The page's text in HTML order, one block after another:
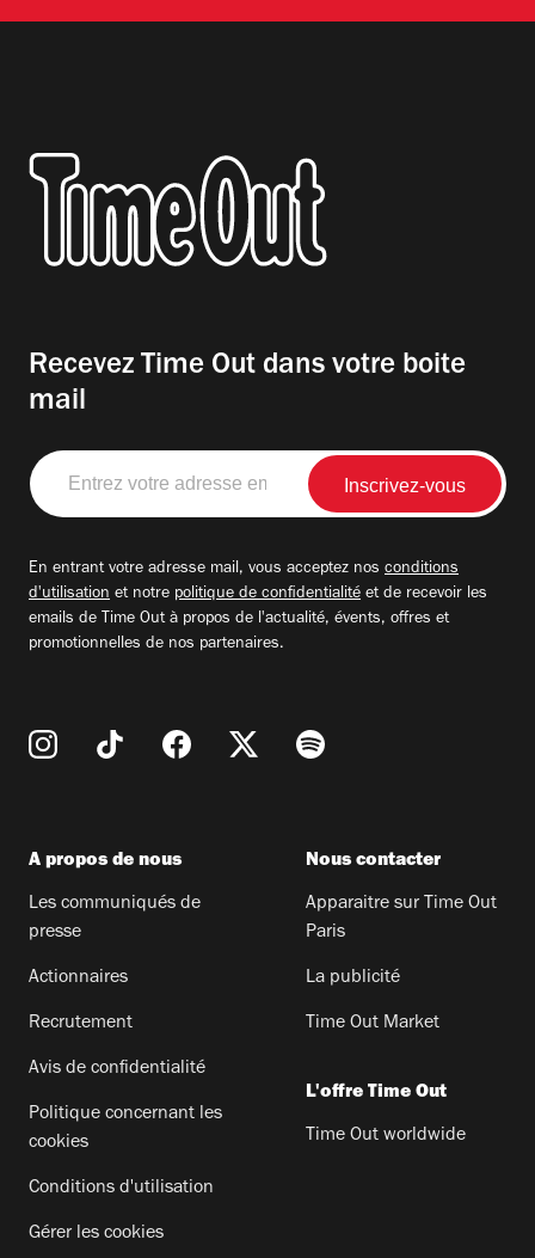
Recevez Time Out dans votre boite
mail
Entrez
votre
adresse
En entrant votre adresse mail, vous acceptez nos conditions
d'utilisation et notre politique de confidentialité et de recevoir les
emails de Time Out à propos de l'actualité, évents, offres et
promotionnelles de nos partenaires.
A propos de nous
Les communiqués de
presse
Actionnaires
Recrutement
Avis de confidentialité
Politique concernant les
cookies
Conditions d'utilisation
Gérer les cookies
Nous contacter
Apparaitre sur Time Out
Paris
La publicité
Time Out Market
L'offre Time Out
Time Out worldwide